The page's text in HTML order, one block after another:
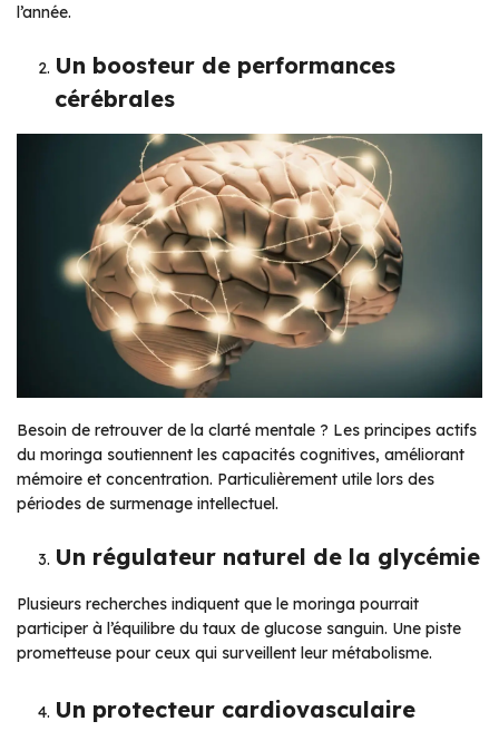
l’année.
Un boosteur de performances
cérébrales
Besoin de retrouver de la clarté mentale ? Les principes actifs
du moringa soutiennent les capacités cognitives, améliorant
mémoire et concentration. Particulièrement utile lors des
périodes de surmenage intellectuel.
Un régulateur naturel de la glycémie
Plusieurs recherches indiquent que le moringa pourrait
participer à l’équilibre du taux de glucose sanguin. Une piste
prometteuse pour ceux qui surveillent leur métabolisme.
Un protecteur cardiovasculaire